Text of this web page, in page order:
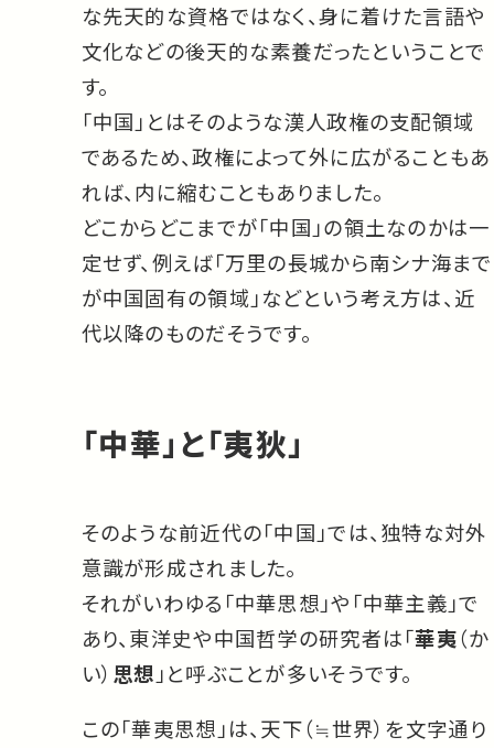
な先天的な資格ではなく、身に着けた言語や
文化などの後天的な素養だったということで
す。
「中国」とはそのような漢人政権の支配領域
であるため、政権によって外に広がることもあ
れば、内に縮むこともありました。
どこからどこまでが「中国」の領土なのかは一
定せず、例えば「万里の長城から南シナ海まで
が中国固有の領域」などという考え方は、近
代以降のものだそうです。
「中華」と「夷狄」
そのような前近代の「中国」では、独特な対外
意識が形成されました。
それがいわゆる「中華思想」や「中華主義」で
あり、東洋史や中国哲学の研究者は「華夷（か
い） 思想 」と呼ぶことが多いそうです。
この「華夷思想」は、天下（≒世界）を文字通り